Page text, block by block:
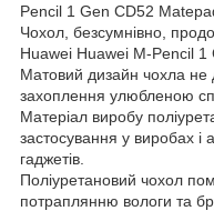
Pencil 1 Gen CD52
Чохол, безсумнівно,
Huawei Huawei M-Pencil 1
Матовий дизайн чохла не
захоплення улюбленою
Матеріал виробу
застосування у виробах і
гаджетів.
Поліуретановий чохол
потраплянню вологи та